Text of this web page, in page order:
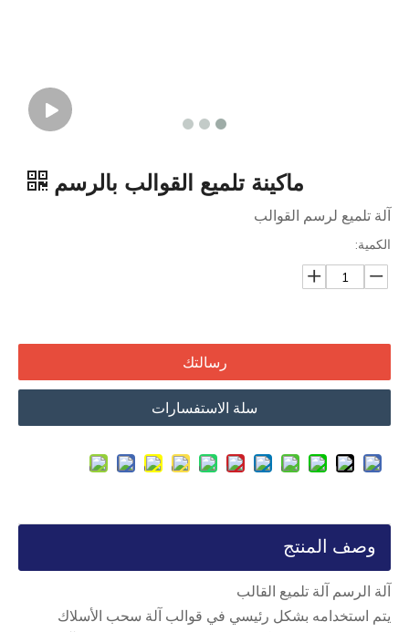
ماكينة تلميع القوالب بالرسم
آلة تلميع لرسم القوالب
الكمية:
رسالتك
سلة الاستفسارات
وصف المنتج
آلة الرسم آلة تلميع القالب
يتم استخدامه بشكل رئيسي في قوالب آلة سحب الأسلاك